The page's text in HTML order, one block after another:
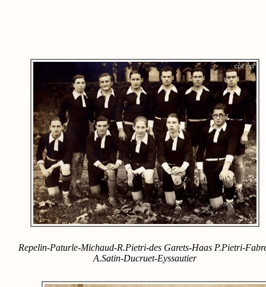
Repelin-Paturle-Michaud-R.Pietri-des Garets-Haas P.Pietri-
A.Satin-Ducruet-Eyssautier